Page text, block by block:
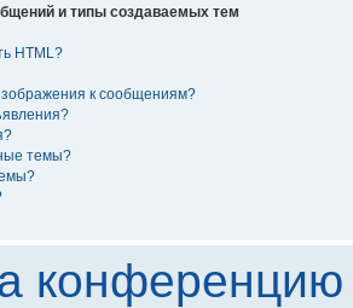
и типы создаваемых тем
HTML?
к сообщениям?
темы?
конференцию